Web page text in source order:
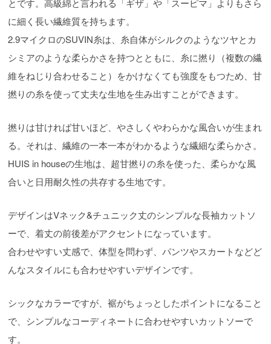
に細く長い繊維質を持ちます。
2.9マイクロのSUVIN糸は、糸自体がシルクのようなツヤとカ
シミアのような柔らかさを持つとともに、糸に撚り（複数の繊
維をねじり合わせること）をかけなくても強度をもつため、甘
撚りの糸を使って丈夫な生地を生み出すことができます。
撚りは甘ければ甘いほど、やさしくやわらかな風合いが生まれ
る。それは、繊維の一本一本がわかるような繊細な柔らかさ。
HUIS in houseの生地は、超甘撚りの糸を使った、柔らかな風
合いと日用耐久性の共存する生地です。
デザインはVネック&チュニック丈のシンプルな長袖カットソ
ーで、着丈の前後差がアクセントになっています。
合わせやすい丈感で、体型を問わず、パンツやスカートなどど
んなスタイルにも合わせやすいデザインです。
シックなカラーですが、裾がちょっとしたポイントになること
で、シンプルなコーディネートに合わせやすいカットソーで
す。